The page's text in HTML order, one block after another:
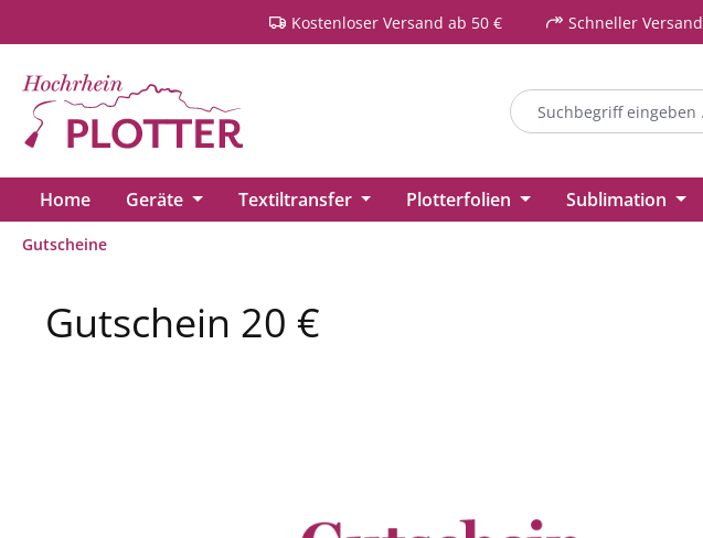
Zur Hauptnavigation springenKostenloser Versand ab 50 € Schneller Versand
Home Geräte Textiltransfer Plotterfolien Sublimation
Gutscheine
Gutschein 20 €